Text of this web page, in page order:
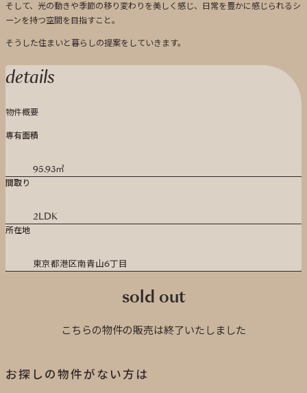
そして、光の動きや季節の移り変わりを美しく感じ、日常を豊かに感じられるシ
ーンを持つ空間を目指すこと。
そうした住まいと暮らしの提案をしていきます。
details
物件概要
専有面積
95.93㎡
間取り
2LDK
所在地
東京都港区南青山6丁目
sold out
こちらの物件の販売は終了いたしました
お探しの物件がない方は